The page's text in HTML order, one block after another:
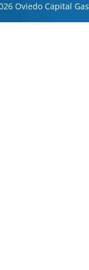
Oviedo Capital